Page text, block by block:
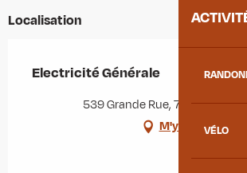
VÉLO
Localisation
Electricité Générale
539 Grande Rue, 73130 La
M'y rendre